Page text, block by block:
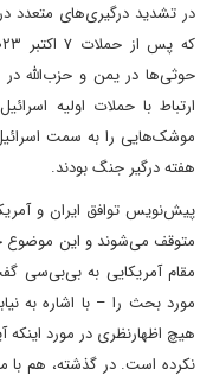
در تشدید درگیری‌های متعدد
حوثی‌ها در یمن و حزب‌الله در
موشک‌هایی را به سمت
هفته درگیر جنگ بودند.
پیش‌نویس توافق ایران و
متوقف می‌شوند و این موضوع
مقام آمریکایی به بی‌بی‌سی
مورد بحث را – با اشاره به
هیچ اظهارنظری در مورد اینکه
نکرده است. در گذشته، هم با